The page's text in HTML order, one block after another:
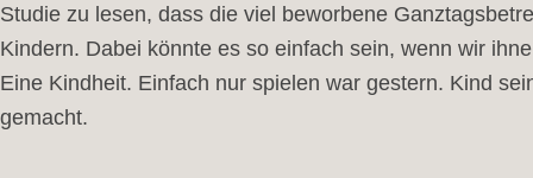
Studie zu lesen, dass die viel beworbene
Kindern. Dabei könnte es so einfach sein, wenn wir
Eine Kindheit. Einfach nur spielen war gestern. Kind
gemacht.